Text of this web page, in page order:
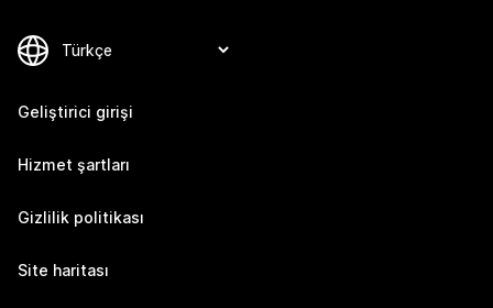
Geliştirici girişi
Hizmet şartları
Gizlilik politikası
Site haritası